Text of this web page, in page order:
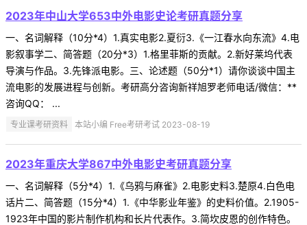
2023年中山大学653中外电影史论考研真题分享
一、名词解释（10分*4）1.真实电影2.夏衍3.《一江春水向东流》4.电
影叙事学二、简答题（20分*3）1.格里菲斯的贡献。2.新好莱坞代表
导演与作品。3.先锋派电影。三、论述题（50分*1）请你谈谈中国主
流电影的发展进程与创新。考研高分咨询新祥旭罗老师电话/微信：**
咨询QQ： ...
专业课考研资料 本站小编 Free考研考试 2023-08-19
2023年重庆大学867中外电影史考研真题分享
一、名词解释（5分*4）1.《乌鸦与麻雀》2.电影史料3.楚原4.白色电
话片二、简答题（15分*4）1.《中华影业年鉴》的史料价值。2.1905-
1923年中国的影片制作机构和长片代表作。3.简坎皮恩的创作特色。